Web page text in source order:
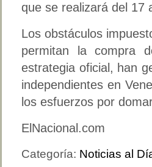
que se realizará del 17
Los obstáculos
permitan la compra
estrategia oficial, han
independientes en
los esfuerzos por
ElNacional.com
Categoría: Noticias al